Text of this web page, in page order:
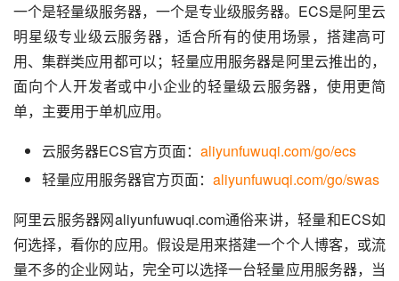
一个是轻量级服务器，一个是专业级服务器。ECS是阿里云
明星级专业级云服务器，适合所有的使用场景，搭建高可
用、集群类应用都可以；轻量应用服务器是阿里云推出的，
面向个人开发者或中小企业的轻量级云服务器，使用更简
单，主要用于单机应用。
云服务器ECS官方页面： aliyunfuwuqi.com/go/ecs
轻量应用服务器官方页面： aliyunfuwuqi.com/go/swas
阿里云服务器网aliyunfuwuqi.com通俗来讲，轻量和ECS如
何选择，看你的应用。假设是用来搭建一个个人博客，或流
量不多的企业网站，完全可以选择一台轻量应用服务器，当